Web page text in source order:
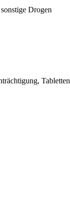
Drogen
Tabletten